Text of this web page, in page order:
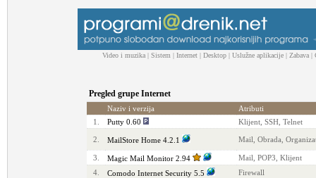
Video i muzika | Sistem | Internet | Desktop | Uslužne aplikacije | Zabava |
Pregled grupe Internet
Naziv i verzija
Atributi
1.
Putty 0.60 Klijent, SSH, Telnet
2. MailStore Home 4.2.1 Mail, Obrada,
3. Magic Mail Monitor 2.94
Mail, POP3, Klijent
4.
Comodo Internet Security 5.5
Firewall